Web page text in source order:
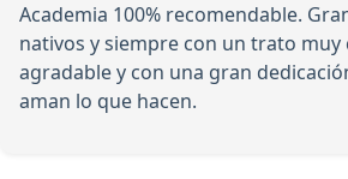
Academia 100% recomendable.
nativos y siempre con un trato muy
agradable y con una gran
aman lo que hacen.